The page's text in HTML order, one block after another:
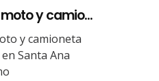
y camio...
y camioneta
Santa Ana